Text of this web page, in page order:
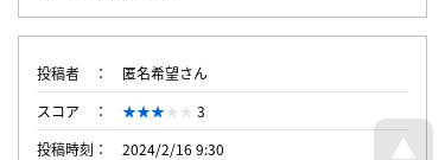
投稿者
匿名希望さん
スコア
3
投稿時刻
2024/2/16 9:30